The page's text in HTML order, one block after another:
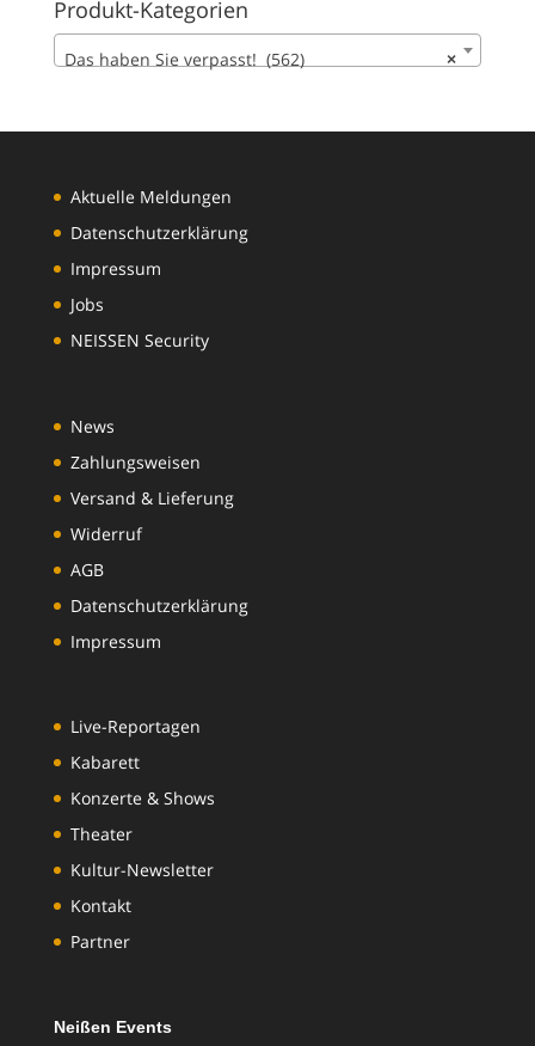
Produkt-Kategorien
×
Das haben Sie verpasst! (562)
Aktuelle Meldungen
Datenschutzerklärung
Impressum
Jobs
NEISSEN Security
News
Zahlungsweisen
Versand & Lieferung
Widerruf
AGB
Datenschutzerklärung
Impressum
Live-Reportagen
Kabarett
Konzerte & Shows
Theater
Kultur-Newsletter
Kontakt
Partner
Neißen Events